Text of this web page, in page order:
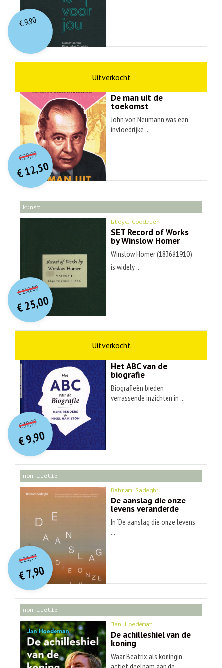
€9,90
De man uit de
toekomst
John von Neumann was een
invloedrijke ...
€29,99O
orspr
onkelijke
prijs
was:
€ 29,99.
€12,50
Huidige
prijs
is:€ 12,50.
kunst
Lloyd Goodrich
SET Record of Works
by Winslow Homer
Winslow Homer (1836â1910)
is widely ...
€250,00O
orspr
onkelijke
prijs
was:
€ 250,00.
€25,00
Huidige
prijs
is:
€ 25,00.
Het ABC van de
biografie
Biografieën bieden
verrassende inzichten in ...
€30,99O
orspr
onkelijke
prijs
was:
€ 30,99.
€9,90
Huidige
prijs
is:
€ 9,90.
non-fictie
Bahram Sadeghi
De aanslag die onze
levens veranderde
In ‘De aanslag die onze levens
...
€21,99O
orspr
onkelijke
prijs
was:
€ 21,99.
€7,90
Huidige
prijs
is:
€ 7,90.
non-fictie
Jan Hoedeman
De achilleshiel van de
koning
Waar Beatrix als koningin
actief deelnam aan de ...